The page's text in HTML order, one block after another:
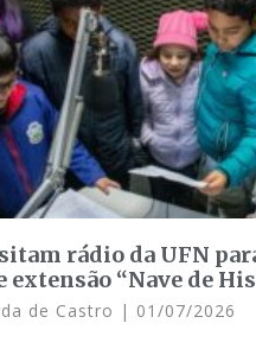
rádio da UFN
extensão “Nave de
de Castro 01/07/2026